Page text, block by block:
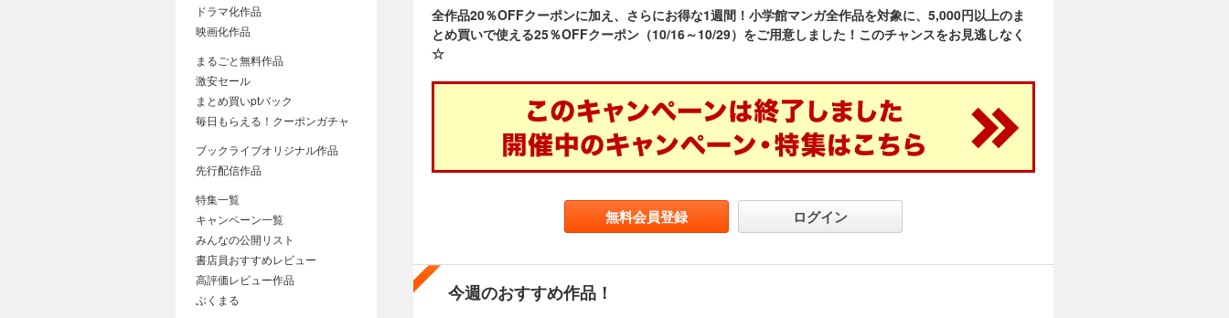
ドラマ化作品
映画化作品
まるごと無料作品
激安セール
まとめ買いptバック
毎日もらえる！クーポンガチャ
ブックライブオリジナル作品
先行配信作品
特集一覧
キャンペーン一覧
みんなの公開リスト
書店員おすすめレビュー
高評価レビュー作品
ぶくまる
全作品20％OFFクーポンに加え、さらにお得な1週間！小学館マンガ全作品を対象に、5,000円以上のま
とめ買いで使える25％OFFクーポン（10/16～10/29）をご用意しました！このチャンスをお見逃しなく
☆
無料会員登録 ログイン
今週のおすすめ作品！